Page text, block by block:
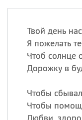
Твой день
Я пожелать
Чтоб солнце
Дорожку в
Чтобы
Чтобы